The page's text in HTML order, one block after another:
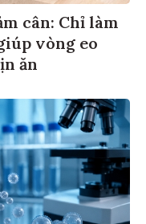
cân: Chỉ làm
vòng eo
ăn